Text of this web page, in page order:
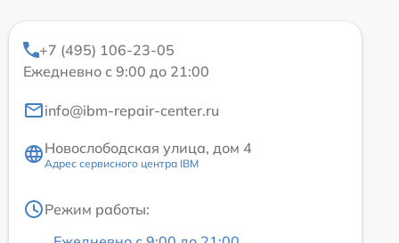
+7 (495) 106-23-05
Ежедневно с 9:00 до 21:00
info@ibm-repair-center.ru
Новослободская улица, дом 4
Адрес сервисного центра IBM
Режим работы: